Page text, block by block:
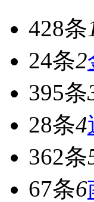
428条
24条2
395条
28条4
362条
67条6